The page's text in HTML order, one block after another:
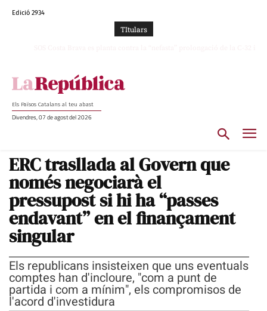
Edició 2934
TItulars
Els Països Catalans al teu abast
Divendres, 07 de agost del 2026
ERC trasllada al Govern que
només negociarà el
pressupost si hi ha “passes
endavant” en el finançament
singular
Els republicans insisteixen que uns eventuals
comptes han d'incloure, "com a punt de
partida i com a mínim", els compromisos de
l'acord d'investidura